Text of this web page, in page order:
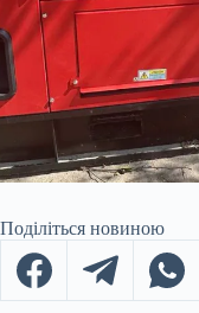
Поділіться новиною